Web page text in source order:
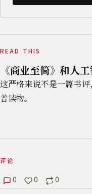
READ THIS
《商业至简》和人
这严格来说不是一篇书
普读物。